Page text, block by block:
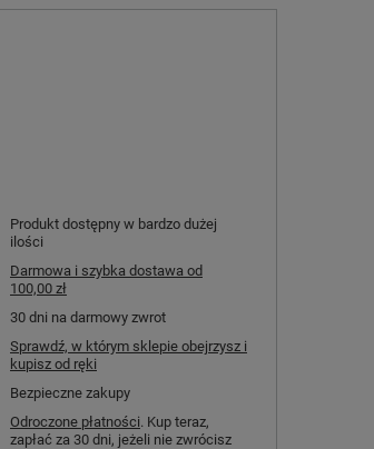
Produkt dostępny w bardzo dużej
ilości
Darmowa i szybka dostawa od
100,00 zł
30 dni na darmowy zwrot
Sprawdź, w którym sklepie obejrzysz i
kupisz od ręki
Bezpieczne zakupy
Odroczone płatności. Kup teraz,
zapłać za 30 dni, jeżeli nie zwrócisz